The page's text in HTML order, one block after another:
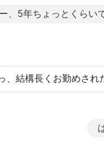
、5年ちょっとくらい
、結構長くお勤めされ